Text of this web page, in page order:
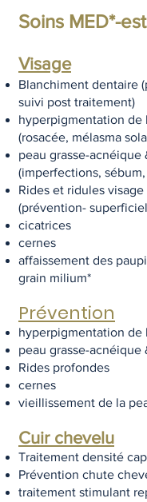
Soins MED*-
Visage
Blanchiment dentaire
suivi post traitement)
hyperpigmentation de
(rosacée, mélasma
peau grasse-acnéique
(imperfections,
Rides et ridules
(prévention-
cicatrices
cernes
affaissement des
grain milium*​
​Prévention
hyperpigmentation de
peau grasse-acnéique
Rides profondes
cernes
vieillissement de la
Cuir chevelu
Traitement densité
Prévention chute
traitement stimulant